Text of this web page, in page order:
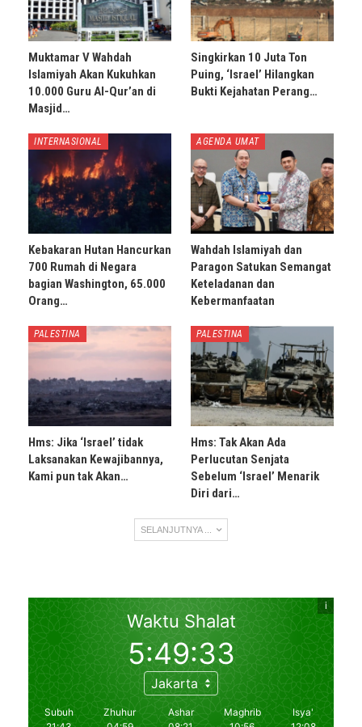
Muktamar V Wahdah
Islamiyah Akan Kukuhkan
10.000 Guru Al-Qur’an di
Masjid…
Singkirkan 10 Juta Ton
Puing, ‘Israel’ Hilangkan
Bukti Kejahatan Perang…
INTERNASIONAL
Kebakaran Hutan Hancurkan
700 Rumah di Negara
bagian Washington, 65.000
Orang…
AGENDA UMAT
Wahdah Islamiyah dan
Paragon Satukan Semangat
Keteladanan dan
Kebermanfaatan
PALESTINA
Hms: Jika ‘Israel’ tidak
Laksanakan Kewajibannya,
Kami pun tak Akan…
PALESTINA
Hms: Tak Akan Ada
Perlucutan Senjata
Sebelum ‘Israel’ Menarik
Diri dari…
SELANJUTNYA ...